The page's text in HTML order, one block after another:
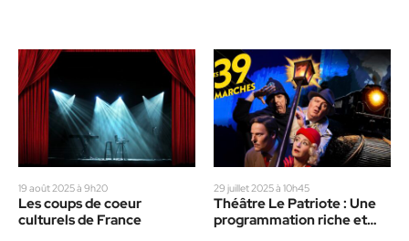
19 août 2025 à 9h20
Les coups de coeur
culturels de France
29 juillet 2025 à 10h45
Théâtre Le Patriote : Une
programmation riche et